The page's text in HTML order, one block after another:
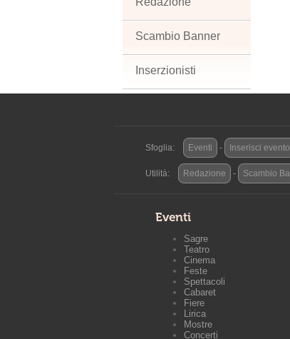
Scambio Banner
Inserzionisti
Sfoglia: Eventi - Inserisci evento
Utilità: Redazione - Scambio
Eventi
Sagre
Teatro
Cinema
Feste
Spettacoli
Cabaret
Fiere
Lirica
Mostre
Concerti